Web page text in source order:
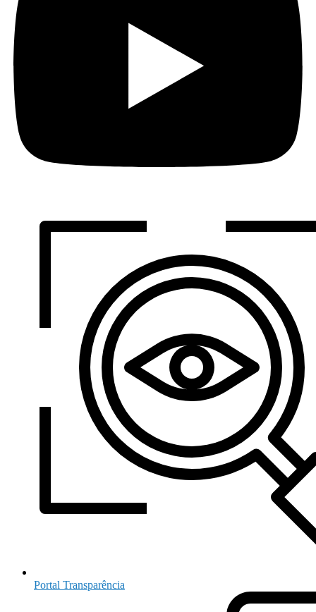
Portal Transparência